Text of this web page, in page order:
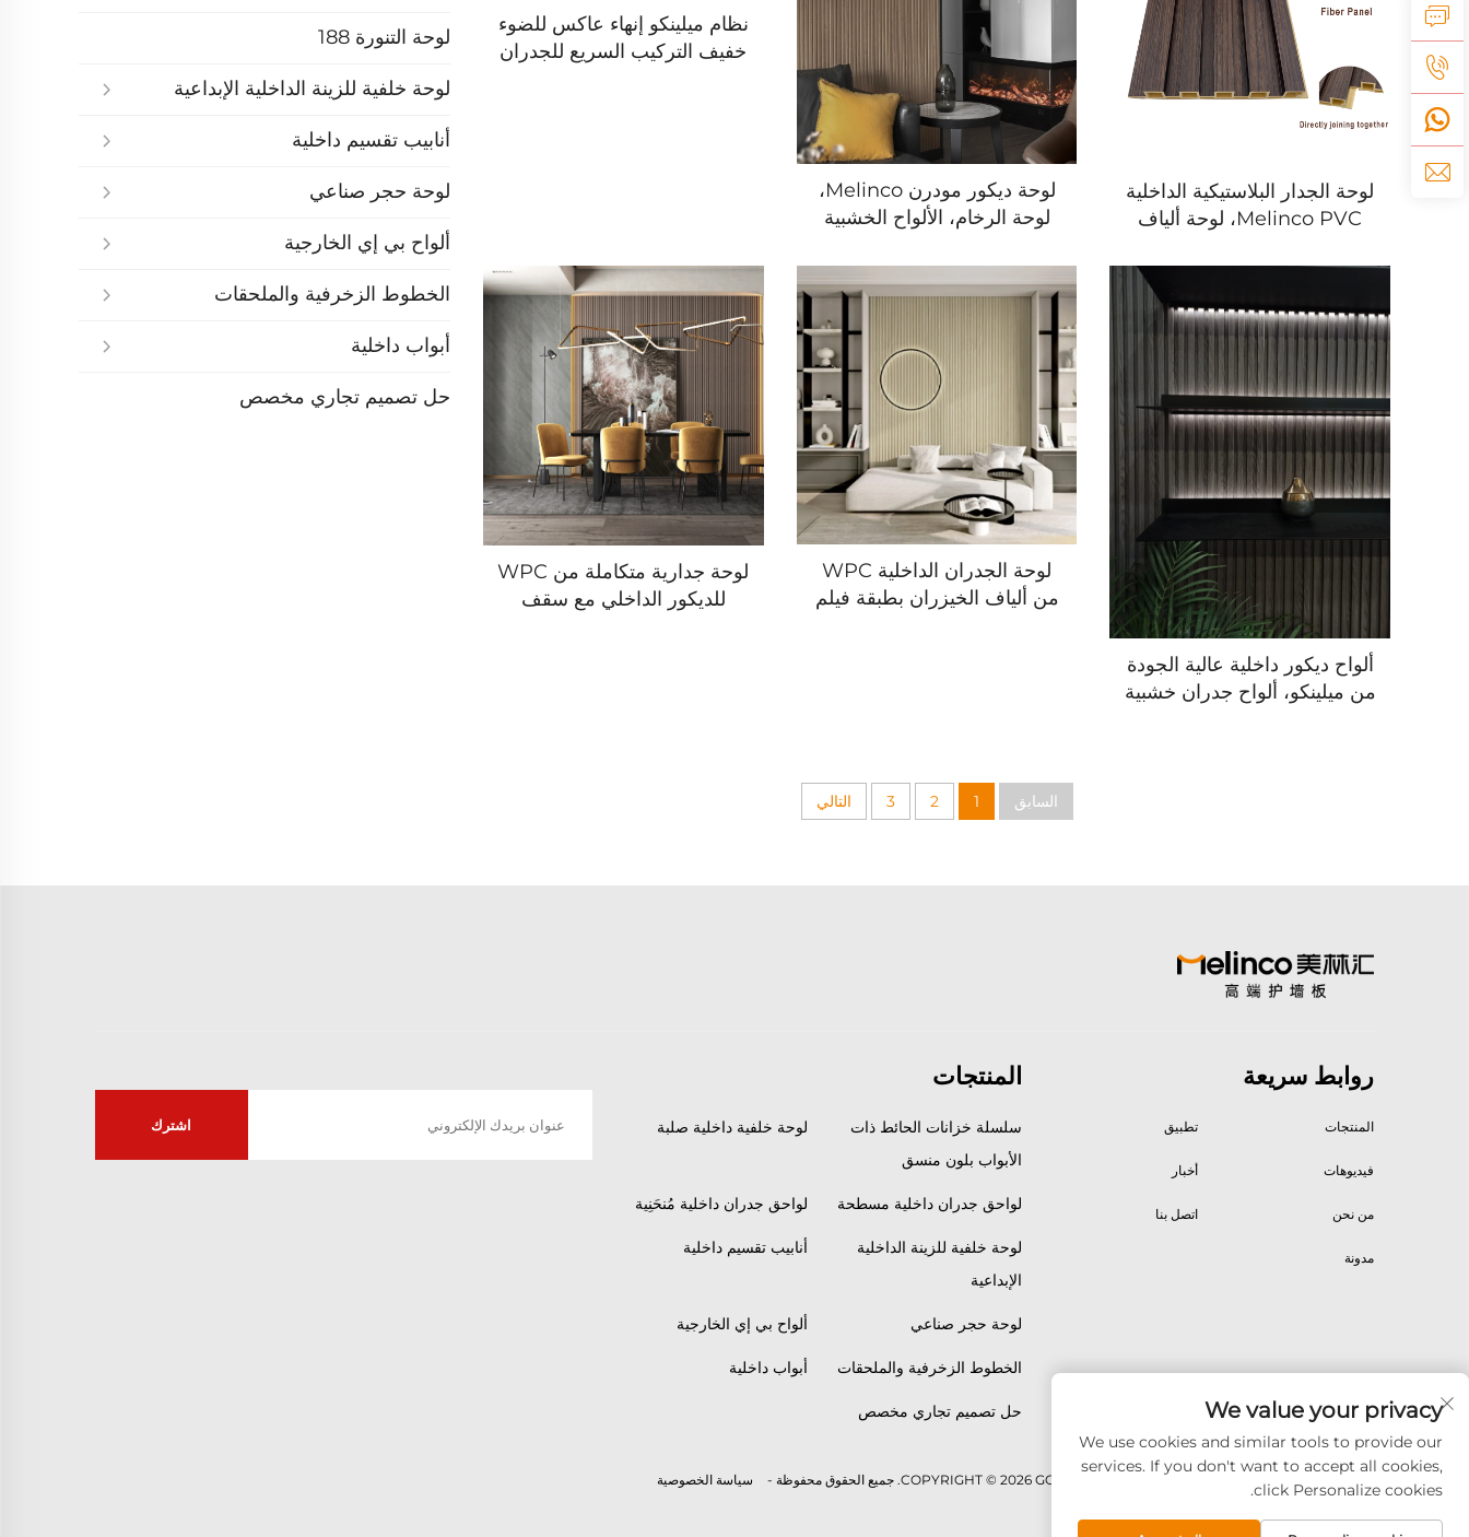
لوحة التنورة 188
لوحة خلفية للزينة الداخلية الإبداعية
أنابيب تقسيم داخلية
لوحة حجر صناعي
ألواح بي إي الخارجية
الخطوط الزخرفية والملحقات
أبواب داخلية
حل تصميم تجاري مخصص
لوحة الجدار البلاستيكية الداخلية
Melinco PVC، لوحة ألياف
الجدار WPC في الصين، لوحة
لوحة ديكور مودرن Melinco،
لوحة الرخام، الألواح الخشبية
الجدار البلاستيكية المقاومة
للماء للفيلا والفنادق
نظام ميلينكو إنهاء عاكس للضوء
خفيف التركيب السريع للجدران
ألواح ديكور داخلية عالية الجودة
من ميلينكو، ألواح جدران خشبية
لوحة الجدران الداخلية WPC
من ألياف الخيزران بطبقة فيلم
لوحة جدارية متكاملة من WPC
للديكور الداخلي مع سقف
السابق 1
2
3 التالي
روابط سريعة
المنتجات تطبيق
فيديوهات أخبار
من نحن اتصل بنا
مدونة
المنتجات
سلسلة خزانات الحائط ذات
الأبواب بلون منسق
لوحة خلفية داخلية صلبة
لواحق جدران داخلية مسطحة لواحق جدران داخلية مُنحَنِية
لوحة خلفية للزينة الداخلية
الإبداعية
أنابيب تقسيم داخلية
لوحة حجر صناعي ألواح بي إي الخارجية
الخطوط الزخرفية والملحقات أبواب داخلية
حل تصميم تجاري مخصص
اشترك
حقوق الت COPYRIGHT © 2026 GOODAY ADVANCED MATERIALS CO.,LTD. جميع الحقوق محفوظة - سياسة الخصوصية
We value your privacy
We use cookies and similar tools to provide our
services. If you don't want to accept all cookies,
click Personalize cookies.